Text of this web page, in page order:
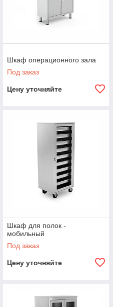
Шкаф операционного зала
Под заказ
Цену уточняйте
Шкаф для полок -
мобильный
Под заказ
Цену уточняйте